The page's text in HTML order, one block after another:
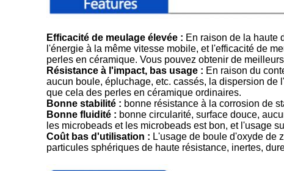
Efficacité de meulage élevée : En raison de la haute
l'énergie à la même vitesse mobile, et l'efficacité de
perles en céramique. Vous pouvez obtenir de
Résistance à l'impact, bas usage : En raison du
aucun boule, épluchage, etc. cassés, la dispersion
que cela des perles en céramique ordinaires.
Bonne stabilité : bonne résistance à la corrosion de
Bonne fluidité : bonne circularité, surface douce,
les microbeads et les microbeads est bon, et l'usage
Coût bas d'utilisation : L'usage de boule d'oxyde de
particules sphériques de haute résistance, inertes,